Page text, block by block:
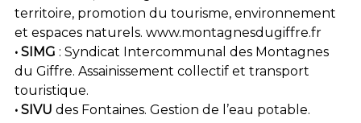
territoire, promotion du tourisme, environnement
et espaces naturels. www.montagnesdugiffre.fr
• SIMG : Syndicat Intercommunal des Montagnes
du Giffre. Assainissement collectif et transport
touristique.
• SIVU des Fontaines. Gestion de l’eau potable.